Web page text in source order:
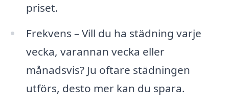
priset.
Frekvens – Vill du ha städning varje
vecka, varannan vecka eller
månadsvis? Ju oftare städningen
utförs, desto mer kan du spara.